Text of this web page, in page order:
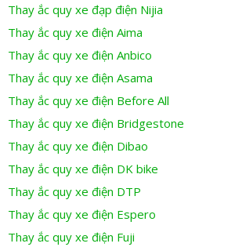
Thay ắc quy xe đạp điện Nijia
Thay ắc quy xe điện Aima
Thay ắc quy xe điện Anbico
Thay ắc quy xe điện Asama
Thay ắc quy xe điện Before All
Thay ắc quy xe điện Bridgestone
Thay ắc quy xe điện Dibao
Thay ắc quy xe điện DK bike
Thay ắc quy xe điện DTP
Thay ắc quy xe điện Espero
Thay ắc quy xe điện Fuji